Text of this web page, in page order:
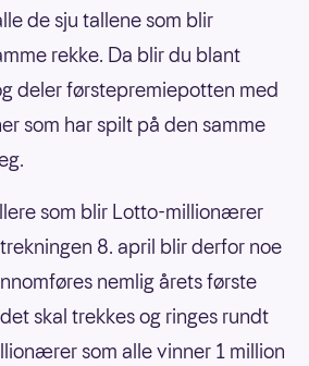
de sju tallene som blir
rekke. Da blir du blant
deler førstepremiepotten med
som har spilt på den samme
som blir Lotto-millionærer
8. april blir derfor noe
nemlig årets første
skal trekkes og ringes rundt
som alle vinner 1 million